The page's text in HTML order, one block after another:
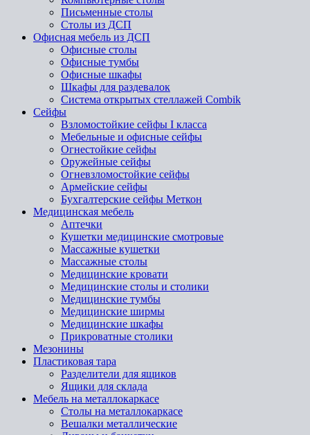
Письменные столы
Столы из ДСП
Офисная мебель из ДСП
Офисные столы
Офисные тумбы
Офисные шкафы
Шкафы для раздевалок
Система открытых стеллажей Combik
Сейфы
Взломостойкие сейфы I класса
Мебельные и офисные сейфы
Огнестойкие сейфы
Оружейные сейфы
Огневзломостойкие сейфы
Армейские сейфы
Бухгалтерские сейфы Меткон
Медицинская мебель
Аптечки
Кушетки медицинские смотровые
Массажные кушетки
Массажные столы
Медицинские кровати
Медицинские столы и столики
Медицинские тумбы
Медицинские ширмы
Медицинские шкафы
Прикроватные столики
Мезонины
Пластиковая тара
Разделители для ящиков
Ящики для склада
Мебель на металлокаркасе
Cтолы на металлокаркасе
Вешалки металлические